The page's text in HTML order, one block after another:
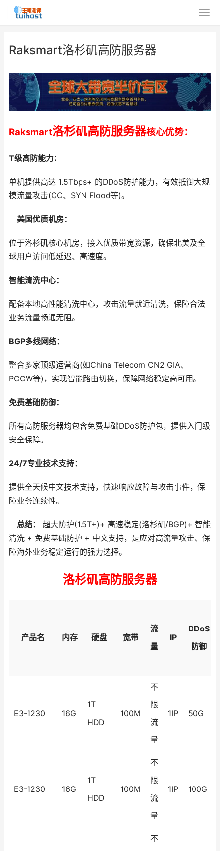
Raksmart洛杉矶高防服务器
Raksmart洛杉矶高防服务器核心优势：
T级高防能力：
单机提供高达 1.5Tbps+ 的DDoS防护能力，有效抵御大规
模流量攻击(CC、SYN Flood等)。
美国优质机房：
位于洛杉矶核心机房，接入优质带宽资源，确保北美及全
球用户访问低延迟、高速度。
智能清洗中心：
配备本地高性能清洗中心，攻击流量就近清洗，保障合法
业务流量畅通无阻。
BGP多线网络：
整合多家顶级运营商(如China Telecom CN2 GIA、
PCCW等)，实现智能路由切换，保障网络稳定高可用。
免费基础防御：
所有高防服务器均包含免费基础DDoS防护包，提供入门级
安全保障。
24/7专业技术支持：
提供全天候中文技术支持，快速响应故障与攻击事件，保
障业务连续性。
总结：
超大防护(1.5T+)+ 高速稳定(洛杉矶/BGP)+ 智能
清洗 + 免费基础防护 + 中文支持，是应对高流量攻击、保
障海外业务稳定运行的强力选择。
洛杉矶高防服务器
产品名 内存 硬盘 宽带
流
量
IP
DDoS
防御
E3-1230 16G
1T
HDD
100M
不
限
流
量
1IP 50G
E3-1230 16G
1T
HDD
100M
不
限
流
量
1IP 100G
不